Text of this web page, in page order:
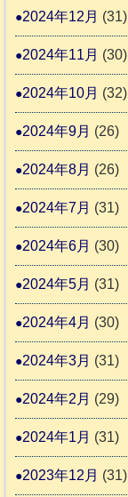
2024年12月 (31)
2024年11月 (30)
2024年10月 (32)
2024年9月 (26)
2024年8月 (26)
2024年7月 (31)
2024年6月 (30)
2024年5月 (31)
2024年4月 (30)
2024年3月 (31)
2024年2月 (29)
2024年1月 (31)
2023年12月 (31)